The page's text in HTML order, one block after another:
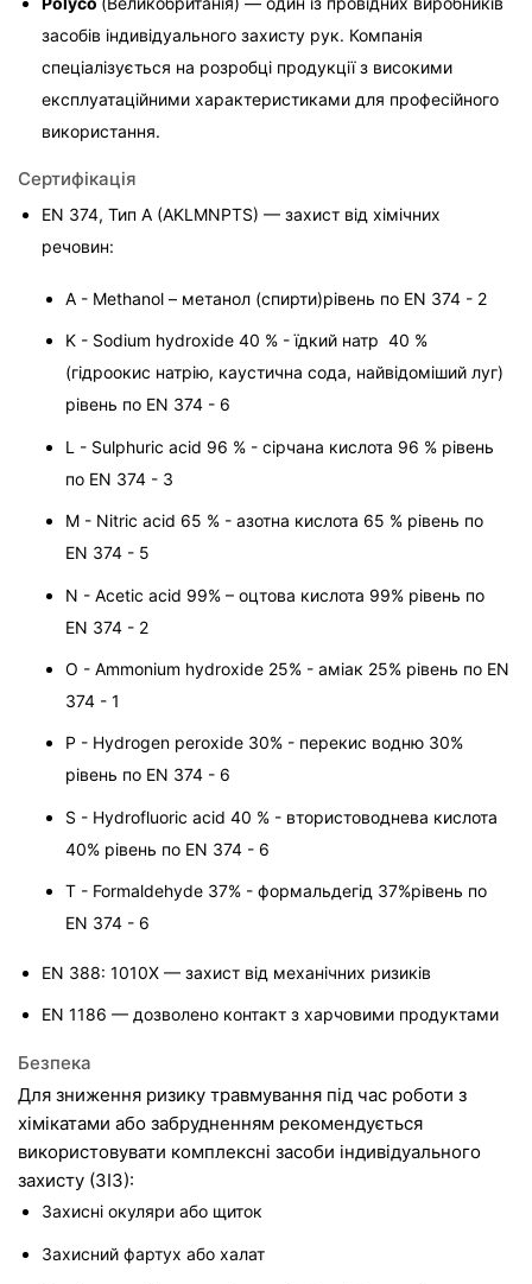
засобів індивідуального захисту рук. Компанія
спеціалізується на розробці продукції з високими
експлуатаційними характеристиками для професійного
використання.
Сертифікація
EN 374, Тип A (AKLMNPTS) — захист від хімічних
речовин:
A - Methanol – метанол (спирти)рівень по EN 374 - 2
K - Sodium hydroxide 40 % - їдкий натр  40 %
(гідроокис натрію, каустична сода, найвідоміший луг)
рівень по EN 374 - 6
L - Sulphuric acid 96 % - сірчана кислота 96 % рівень
по EN 374 - 3
M - Nitric acid 65 % - азотна кислота 65 % рівень по
EN 374 - 5
N - Acetic acid 99% – оцтова кислота 99% рівень по
EN 374 - 2
O - Ammonium hydroxide 25% - аміак 25% рівень по EN
374 - 1
P - Hydrogen peroxide 30% - перекис водню 30%
рівень по EN 374 - 6
S - Hydrofluoric acid 40 % - втористоводнева кислота
40% рівень по EN 374 - 6
T - Formaldehyde 37% - формальдегід 37%рівень по
EN 374 - 6
EN 388: 1010X — захист від механічних ризиків
EN 1186 — дозволено контакт з харчовими продуктами
Безпека
Для зниження ризику травмування під час роботи з
хімікатами або забрудненням рекомендується
використовувати комплексні засоби індивідуального
захисту (ЗІЗ):
Захисні окуляри або щиток
Захисний фартух або халат